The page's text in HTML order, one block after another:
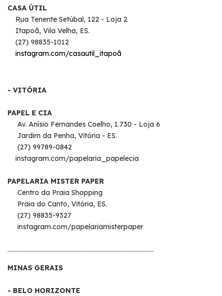
CASA ÚTIL
Rua Tenente Setúbal, 122 - Loja 2
Itapoã, Vila Velha, ES.
(27) 98835-1012
instagram.com/casautil_itapoã
- VITÓRIA
PAPEL E CIA
Av. Anísio Fernandes Coelho, 1.730 - Loja 6
Jardim da Penha, Vitória - ES.
(27) 99789-0842
instagram.com/papelaria_papelecia
PAPELARIA MISTER PAPER
Centro da Praia Shopping
Praia do Canto, Vitória, ES.
(27) 98835-9327
instagram.com/papelariamisterpaper
..................................................................................................
MINAS GERAIS
- BELO HORIZONTE